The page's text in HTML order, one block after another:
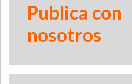
Publica con
nosotros